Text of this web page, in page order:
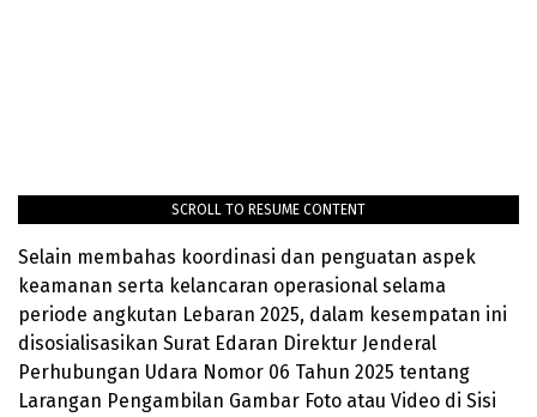
SCROLL TO RESUME CONTENT
Selain membahas koordinasi dan penguatan aspek
keamanan serta kelancaran operasional selama
periode angkutan Lebaran 2025, dalam kesempatan ini
disosialisasikan Surat Edaran Direktur Jenderal
Perhubungan Udara Nomor 06 Tahun 2025 tentang
Larangan Pengambilan Gambar Foto atau Video di Sisi